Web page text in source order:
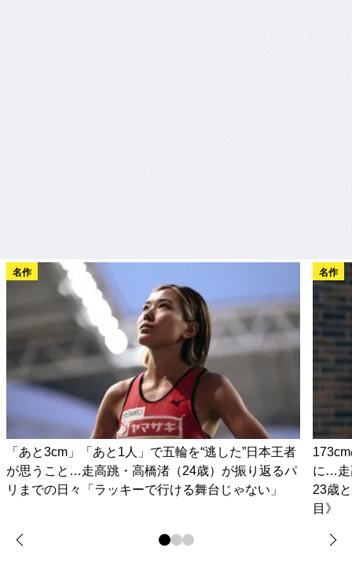
名作
「あと3cm」「あと1人」で五輪を“逃した”日本王者
が思うこと…走高跳・高橋渚（24歳）が振り返るパ
リまでの日々「ラッキーで行ける舞台じゃない」
名作
に…走
23歳
目》